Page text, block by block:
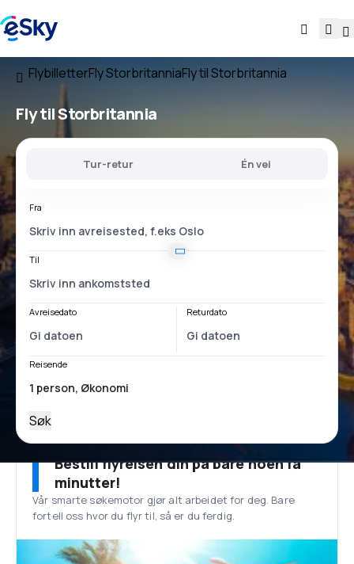
FlybilletterFly StorbritanniaFly til Storbritannia
Fly til Storbritannia
Tur-retur Én vei
Fra
Til
Avreisedato Returdato
Reisende
Søk
Bestill flyreisen din på bare noen få
minutter!
Vår smarte søkemotor gjør alt arbeidet for deg. Bare
fortell oss hvor du flyr til, så er du ferdig.